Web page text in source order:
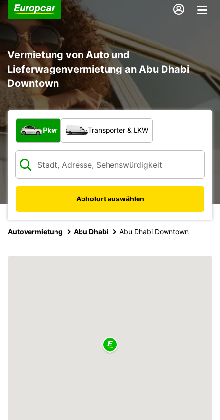
Vermietung von Auto und
Lieferwagenvermietung an Abu Dhabi
Downtown
Welche Art von Fahrzeug?
Pkw Transporter & LKW
Abholort auswählen
Autovermietung Abu Dhabi Abu Dhabi Downtown